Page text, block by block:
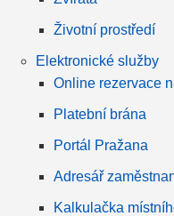
Životní prostředí
Elektronické služby
Online rezervace
Platební brána
Portál Pražana
Adresář
Kalkulačka